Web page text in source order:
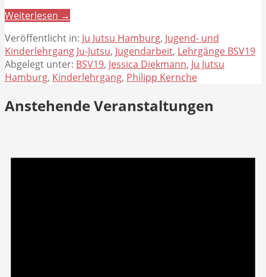
Weiterlesen →
Veröffentlicht in: Ju Jutsu Hamburg, Jugend- und
Kinderlehrgang Ju-Jutsu, Jugendarbeit, Lehrgänge BSV19
Abgelegt unter: BSV19, Jessica Diekmann, Ju Jutsu
Hamburg, Kinderlehrgang, Philipp Kernche
Anstehende Veranstaltungen